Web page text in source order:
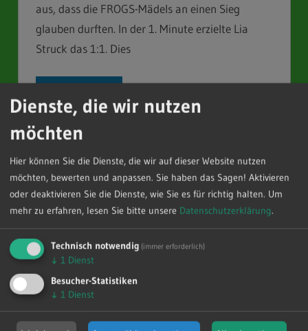
aus, dass die FROGS-Mädels an einen Sieg
glauben durften. In der 1. Minute erzielte Lia
Struck das 1:1. Dies
wJA – YOUNG FROGS LADIES
freuen sich über Neuzugang
in der laufenden Saison
9. FEBRUAR 2024 STEFAN SCHUBERT
Mit sofortiger Wirkung wechselt Zabiah Trost
vom Handewitter SV zum SV Henstedt-Ulzburg
und wird die restliche Saison das Team
Dienste, die wir nutzen
möchten
Hier können Sie die Dienste, die wir auf dieser Website nutzen
möchten, bewerten und anpassen. Sie haben das Sagen! Aktivieren
oder deaktivieren Sie die Dienste, wie Sie es für richtig halten. Um
mehr zu erfahren, lesen Sie bitte unsere Datenschutzerklärung.
Technisch notwendig (immer erforderlich)
↓ 1 Dienst
Besucher-Statistiken
↓ 1 Dienst